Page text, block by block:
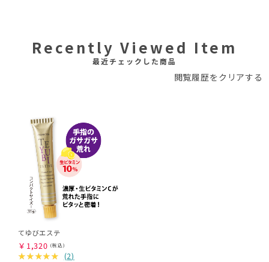
Recently Viewed Item
最近チェックした商品
閲覧履歴をクリアする
てゆびエステ
￥ 1,320
(2)